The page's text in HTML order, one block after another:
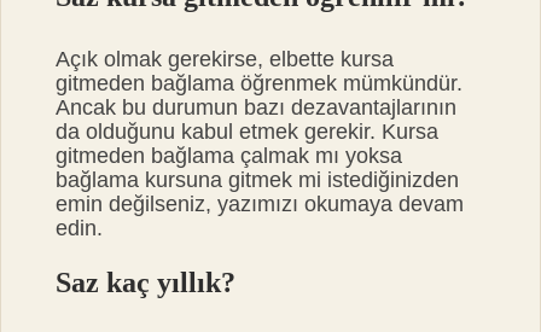
Açık olmak gerekirse, elbette kursa
gitmeden bağlama öğrenmek mümkündür.
Ancak bu durumun bazı dezavantajlarının
da olduğunu kabul etmek gerekir. Kursa
gitmeden bağlama çalmak mı yoksa
bağlama kursuna gitmek mi istediğinizden
emin değilseniz, yazımızı okumaya devam
edin.
Saz kaç yıllık?